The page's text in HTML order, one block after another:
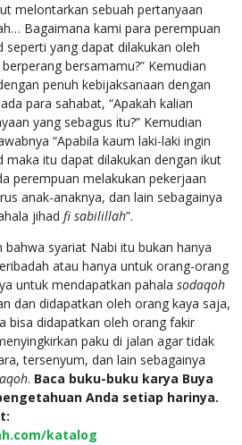
melontarkan sebuah pertanyaan
Bagaimana kami para perempuan
yang dapat dilakukan oleh
bersamamu?” Kemudian
penuh kebijaksanaan dengan
para sahabat, “Apakah kalian
yang sebagus itu?” Kemudian
“Apabila kaum laki-laki ingin
maka itu dapat dilakukan dengan ikut
perempuan melakukan pekerjaan
anak-anaknya, dan lain sebagainya
jihad fi sabilillah”.
syariat Nabi itu bukan hanya
atau hanya untuk orang-orang
untuk mendapatkan pahala sodaqoh
dan didapatkan oleh orang kaya saja,
bisa didapatkan oleh orang fakir
paku di jalan agar tidak
tersenyum, dan lain sebagainya
. Baca buku-buku karya Buya
Anda setiap harinya.
katalog